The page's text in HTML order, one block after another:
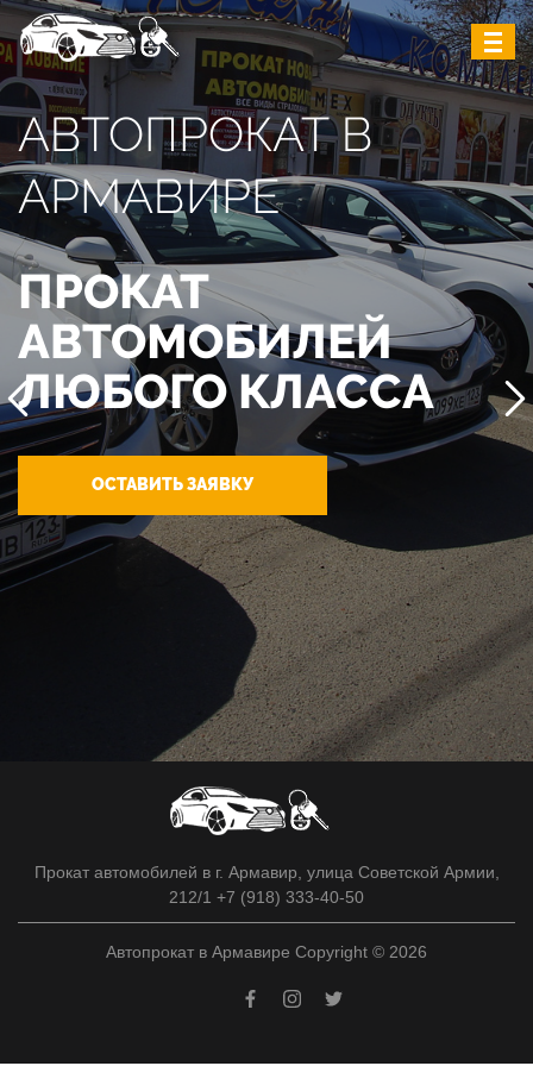
АВТОПРОКАТ В
АРМАВИРЕ
ПРОКАТ
АВТОМОБИЛЕЙ
ЛЮБОГО КЛАССА
ОСТАВИТЬ ЗАЯВКУ
Прокат автомобилей в г. Армавир, улица Советской Армии,
212/1 +7 (918) 333-40-50
Автопрокат в Армавире Copyright © 2026